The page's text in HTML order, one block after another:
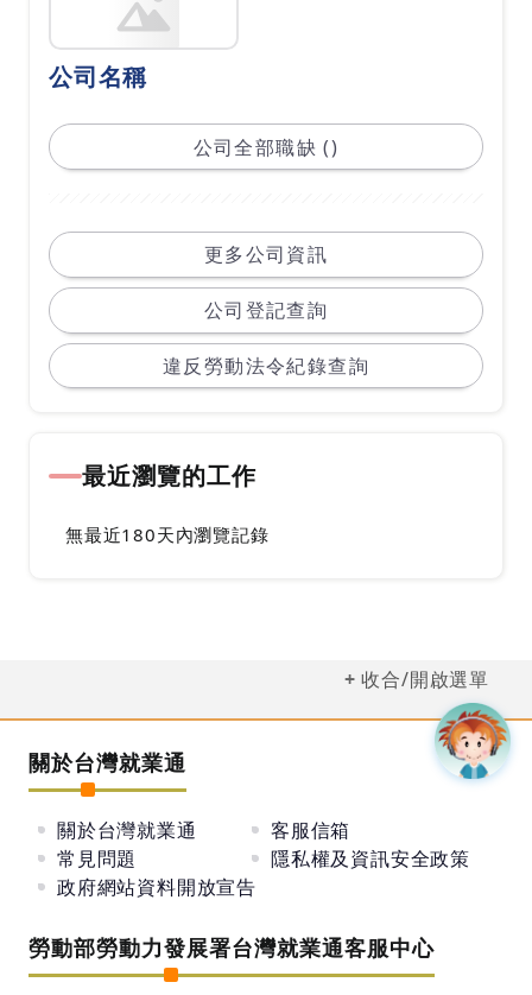
公司名稱
公司全部職缺 ()
更多公司資訊
公司登記查詢
違反勞動法令紀錄查詢
最近瀏覽的工作
無最近180天內瀏覽記錄
收合/開啟選單
關於台灣就業通
關於台灣就業通
客服信箱
常見問題
隱私權及資訊安全政策
政府網站資料開放宣告
勞動部勞動力發展署台灣就業通客服中心